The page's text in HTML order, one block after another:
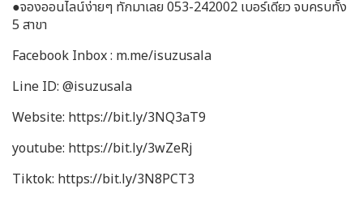
●จองออนไลน์ง่ายๆ ทักมาเลย 053-242002 เบอร์เดียว จบครบทั้ง
5 สาขา
Facebook Inbox : m.me/isuzusala
Line ID: @isuzusala
Website: https://bit.ly/3NQ3aT9
youtube: https://bit.ly/3wZeRj
Tiktok: https://bit.ly/3N8PCT3